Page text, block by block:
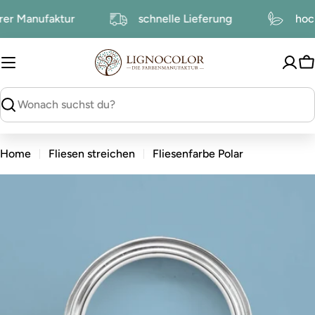
Inhalt
Manufaktur schnelle Lieferung
suchen
Home Fliesen streichen Fliesenfarbe Polar